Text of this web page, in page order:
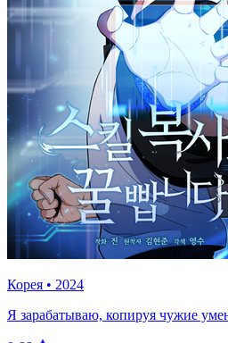
Корея • 2024
Я зарабатываю, копируя чужие